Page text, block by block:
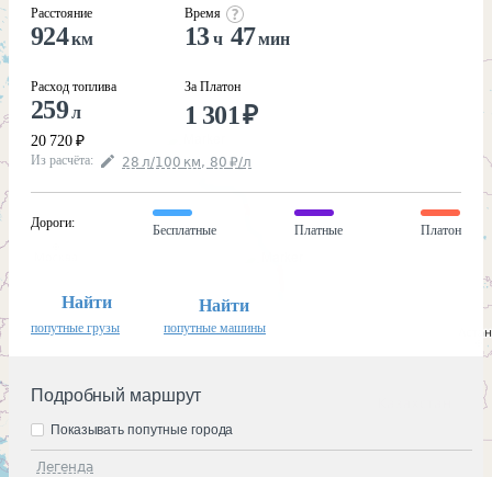
Расстояние
924км
Расход топлива
259л
20 720 ₽
Время
13ч 47мин
За Платон
1 301₽
Из расчёта: 28 л/100 км, 80 ₽/л
Дороги:
Бесплатные Платные Платон
Найти
попутные грузы
Найти
попутные машины
Подробный маршрут
Легенда
Показывать попутные города